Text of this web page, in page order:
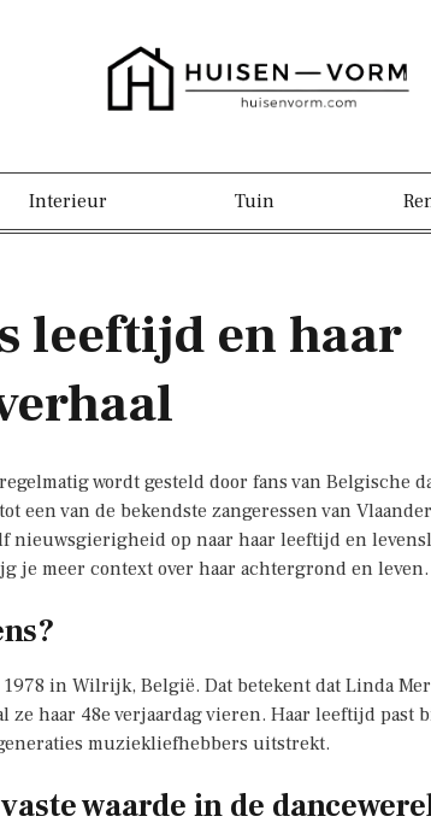
Interieur Tuin
leeftijd en haar
wordt gesteld door fans van Belgische
een van de bekendste zangeressen van
nieuwsgierigheid op naar haar leeftijd en
je meer context over haar achtergrond en leven.
in Wilrijk, België. Dat betekent dat Linda
haar 48e verjaardag vieren. Haar leeftijd past
muziekliefhebbers uitstrekt.
waarde in de